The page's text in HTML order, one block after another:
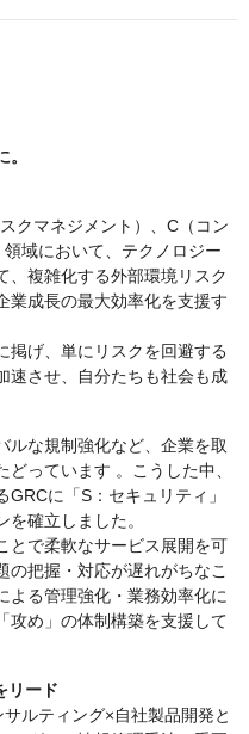
クマネジメント）、C（コン
域において、テクノロジー
、複雑化する外部環境リスク
業成長の最大効率化を支援す
掲げ、単にリスクを回避する
速させ、自分たちも社会も成
ルな規制強化など、企業を取
っています 。こうした中、
に「S：セキュリティ」
確立しました。
とで柔軟なサービス展開を可
の把握・対応が遅れがちなこ
よる管理強化・業務効率化に
攻め」の体制構築を支援して
リード
ルティング×自社製品開発と